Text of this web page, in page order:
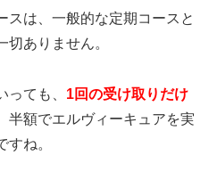
スは、一般的な定期コースと
ありません。
っても、 1回の受け取りだけ
半額でエルヴィーキュアを実
ね。